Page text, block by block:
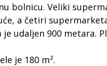
bolnicu. Veliki
a četiri
udaljen 900 metara.
je 180 m².